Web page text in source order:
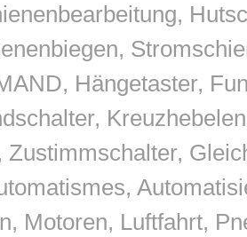
Hängetaster,
Zustimmschalter,
Motoren, Luftfahrt,